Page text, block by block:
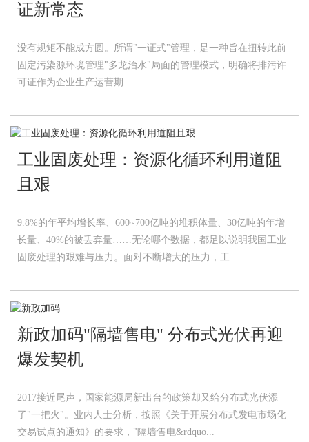
证新常态
没有规矩不能成方圆。所谓"一证式"管理，是一种旨在扭转此前
固定污染源环境管理"多龙治水"局面的管理模式，明确将排污许
可证作为企业生产运营期...
工业固废处理：资源化循环利用道阻
且艰
9.8%的年平均增长率、600~700亿吨的堆积体量、30亿吨的年增
长量、40%的被丢弃量……无论哪个数据，都足以说明我国工业
固废处理的艰难与压力。面对不断增大的压力，工...
新政加码"隔墙售电" 分布式光伏再迎
爆发契机
2017接近尾声，国家能源局新出台的政策却又给分布式光伏添
了"一把火"。业内人士分析，按照《关于开展分布式发电市场化
交易试点的通知》的要求，"隔墙售电&rdquo...